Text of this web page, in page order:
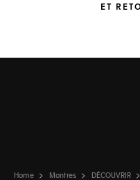
ET
Home Montres DÉCOUVRIR